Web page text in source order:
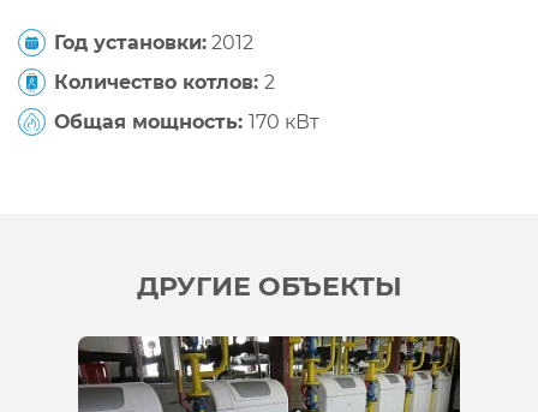
Год установки: 2012
Количество котлов: 2
Общая мощность: 170 кВт
ДРУГИЕ ОБЪЕКТЫ